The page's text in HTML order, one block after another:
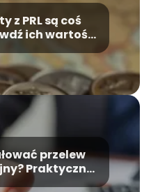
z PRL są coś
ich wartość
przelew
Praktyczne